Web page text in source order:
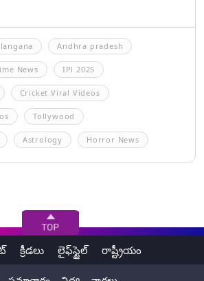
Andhra pradesh
News IPl 2025
Cricket Viral Videos
Tollywood
Astrology Horror News
క్రీడలు లైఫ్‌స్టైల్ రాష్ట్రీయం